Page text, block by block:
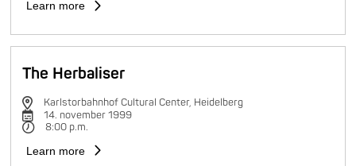
Learn more
The Herbaliser
Karlstorbahnhof Cultural Center, Heidelberg
14. november 1999
8:00 p.m.
Learn more